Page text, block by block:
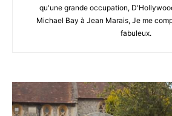
qu'une grande occupation,
Michael Bay à Jean Marais, Je me
fabuleux.